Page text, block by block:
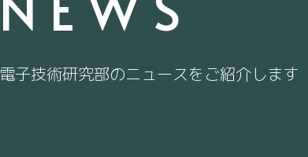
電子技術研究部のニュースをご紹介します